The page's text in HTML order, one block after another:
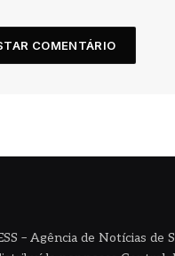
– Agência de Notícias de